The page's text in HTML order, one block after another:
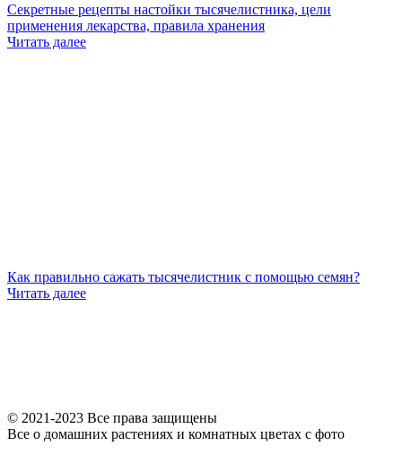
Секретные рецепты настойки тысячелистника, цели
применения лекарства, правила хранения
Читать далее
Как правильно сажать тысячелистник с помощью семян?
Читать далее
© 2021-2023 Все права защищены
Все о домашних растениях и комнатных цветах с фото